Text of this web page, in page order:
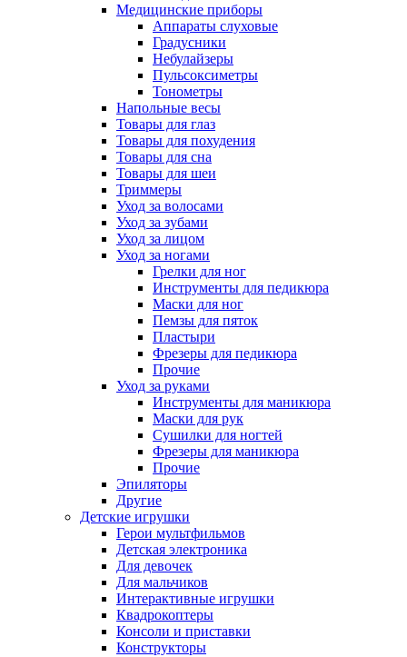
Медицинские приборы
Аппараты слуховые
Градусники
Небулайзеры
Пульсоксиметры
Тонометры
Напольные весы
Товары для глаз
Товары для похудения
Товары для сна
Товары для шеи
Триммеры
Уход за волосами
Уход за зубами
Уход за лицом
Уход за ногами
Грелки для ног
Инструменты для педикюра
Маски для ног
Пемзы для пяток
Пластыри
Фрезеры для педикюра
Прочие
Уход за руками
Инструменты для маникюра
Маски для рук
Сушилки для ногтей
Фрезеры для маникюра
Прочие
Эпиляторы
Другие
Детские игрушки
Герои мультфильмов
Детская электроника
Для девочек
Для мальчиков
Интерактивные игрушки
Квадрокоптеры
Консоли и приставки
Конструкторы